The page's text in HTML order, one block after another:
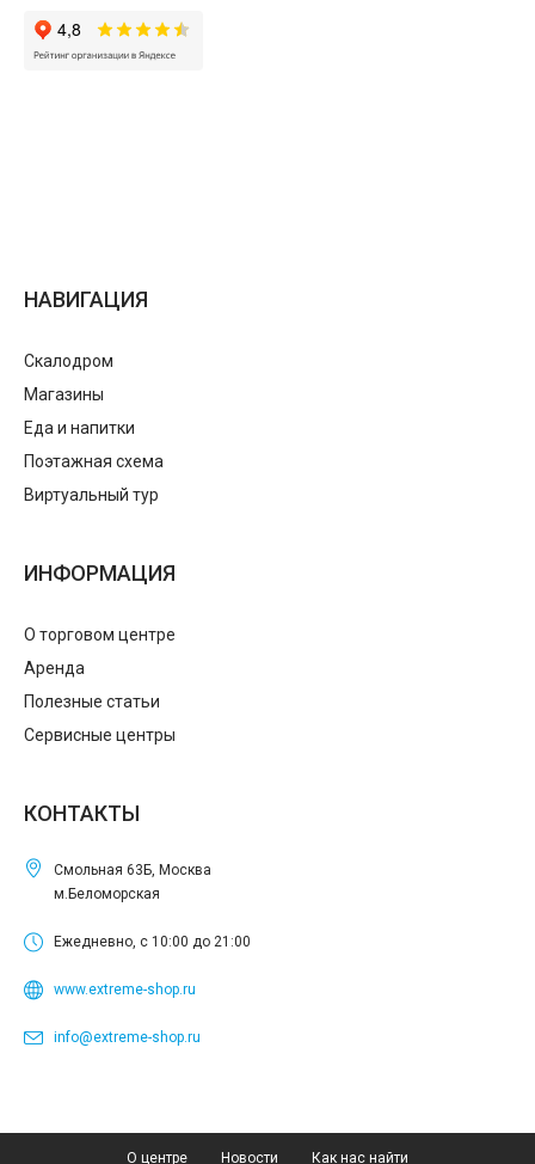
НАВИГАЦИЯ
Скалодром
Магазины
Еда и напитки
Поэтажная схема
Виртуальный тур
ИНФОРМАЦИЯ
О торговом центре
Аренда
Полезные статьи
Сервисные центры
КОНТАКТЫ
Смольная 63Б, Москва
м.Беломорская
Ежедневно, с 10:00 до 21:00
www.extreme-shop.ru
info@extreme-shop.ru
О центре Новости Как нас найти